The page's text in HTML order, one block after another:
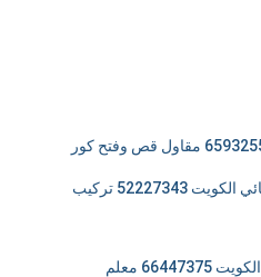
فني تركيب شتر يدوي وكهربائي الكويت 52227343 تركيب
فني تركيب باركيه سيراميك الكويت 66447375 معلم